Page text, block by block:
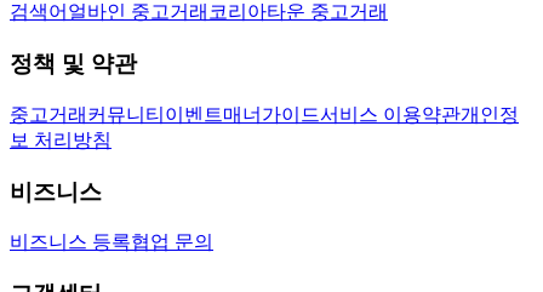
검색어 얼바인 중고거래 코리아타운 중고거래
정책 및 약관
중고거래 커뮤니티 이벤트매너가이드서비스 이용약관개인정
보 처리방침
비즈니스
비즈니스 등록협업 문의